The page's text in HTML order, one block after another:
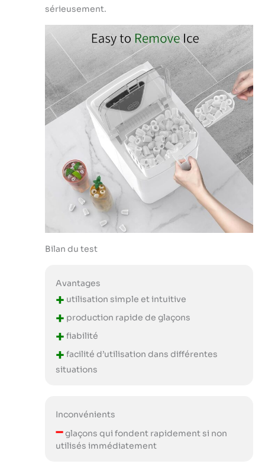
sérieusement.
Bilan du test
Avantages
+ utilisation simple et intuitive
+ production rapide de glaçons
+ fiabilité
+ facilité d’utilisation dans différentes
situations
Inconvénients
–glaçons qui fondent rapidement si non
utilisés immédiatement